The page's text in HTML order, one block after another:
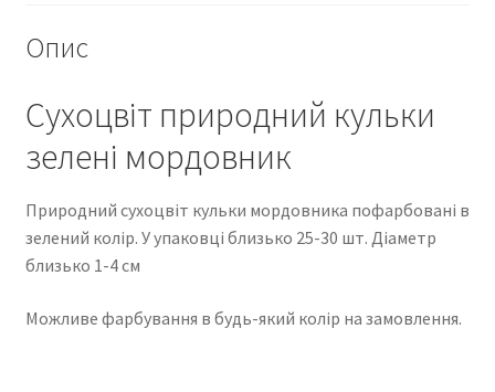
Опис
Сухоцвіт природний кульки
зелені мордовник
Природний сухоцвіт кульки мордовника пофарбовані в
зелений колір. У упаковці близько 25-30 шт. Діаметр
близько 1-4 см
Можливе фарбування в будь-який колір на замовлення.